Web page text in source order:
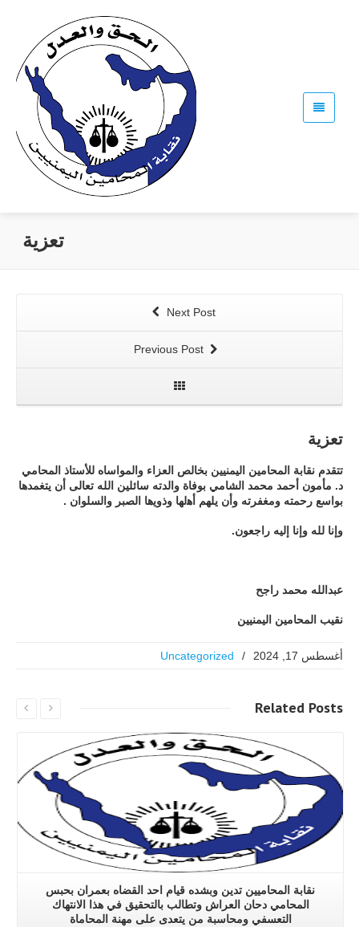
تعزية
Next Post
Previous Post
تعزية
تتقدم نقابة المحامين اليمنيين بخالص العزاء والمواساه للأستاذ المحامي
د. مأمون أحمد محمد الشامي بوفاة والدته سائلين الله تعالى أن يتغمدها
بواسع رحمته ومغفرته وأن يلهم ﺃﻫلها ﻭﺫﻭﻳها ﺍﻟﺼﺒﺮ ﻭﺍﻟﺴﻠﻮﺍﻥ .
وﺇنا ﻟﻠﻪ ﻭﺇﻧﺎ ﺇﻟﻴﻪ ﺭﺍﺟﻌﻮﻥ.
عبدالله محمد راجح
نقيب المحامين اليمنيين
أغسطس 17, 2024 /
Uncategorized
Related Posts
نقابة المحاميين تدين وبشده قيام احد القضاه بعمران بحبس
المحامي دحان العراش وتطالب بالتحقيق في هذا الانتهاك
التعسفي ومحاسبة من يتعدى على مهنة المحاماة